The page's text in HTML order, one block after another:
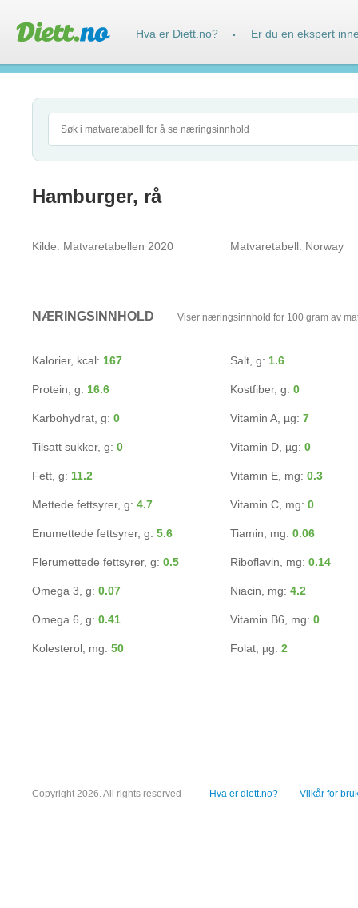
Hamburger, rå
Kilde: Matvaretabellen 2020 Matvaretabell: Norway
NÆRINGSINNHOLD Viser næringsinnhold for 100 gram av
Kalorier, kcal: 167
Protein, g: 16.6
Karbohydrat, g: 0
Tilsatt sukker, g: 0
Fett, g: 11.2
Mettede fettsyrer, g: 4.7
Enumettede fettsyrer, g: 5.6
Flerumettede fettsyrer, g: 0.5
Omega 3, g: 0.07
Omega 6, g: 0.41
Kolesterol, mg: 50
Salt, g: 1.6
Kostfiber, g: 0
Vitamin A, µg: 7
Vitamin D, µg: 0
Vitamin E, mg: 0.3
Vitamin C, mg: 0
Tiamin, mg: 0.06
Riboflavin, mg: 0.14
Niacin, mg: 4.2
Vitamin B6, mg: 0
Folat, µg: 2
Copyright 2026. All rights reserved Hva er diett.no? Vilkår for
Hva er Diett.no? · Er du en ekspert